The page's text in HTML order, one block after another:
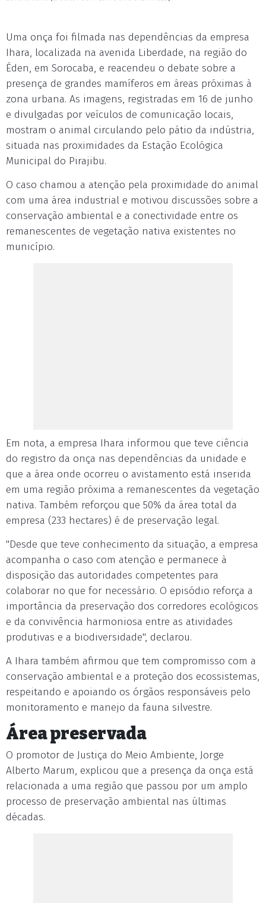
Uma onça foi filmada nas dependências da empresa
Ihara, localizada na avenida Liberdade, na região do
Éden, em Sorocaba, e reacendeu o debate sobre a
presença de grandes mamíferos em áreas próximas à
zona urbana. As imagens, registradas em 16 de junho
e divulgadas por veículos de comunicação locais,
mostram o animal circulando pelo pátio da indústria,
situada nas proximidades da Estação Ecológica
Municipal do Pirajibu.
O caso chamou a atenção pela proximidade do animal
com uma área industrial e motivou discussões sobre a
conservação ambiental e a conectividade entre os
remanescentes de vegetação nativa existentes no
município.
Em nota, a empresa Ihara informou que teve ciência
do registro da onça nas dependências da unidade e
que a área onde ocorreu o avistamento está inserida
em uma região próxima a remanescentes da vegetação
nativa. Também reforçou que 50% da área total da
empresa (233 hectares) é de preservação legal.
"Desde que teve conhecimento da situação, a empresa
acompanha o caso com atenção e permanece à
disposição das autoridades competentes para
colaborar no que for necessário. O episódio reforça a
importância da preservação dos corredores ecológicos
e da convivência harmoniosa entre as atividades
produtivas e a biodiversidade", declarou.
A Ihara também afirmou que tem compromisso com a
conservação ambiental e a proteção dos ecossistemas,
respeitando e apoiando os órgãos responsáveis pelo
monitoramento e manejo da fauna silvestre.
Área preservada
O promotor de Justiça do Meio Ambiente, Jorge
Alberto Marum, explicou que a presença da onça está
relacionada a uma região que passou por um amplo
processo de preservação ambiental nas últimas
décadas.